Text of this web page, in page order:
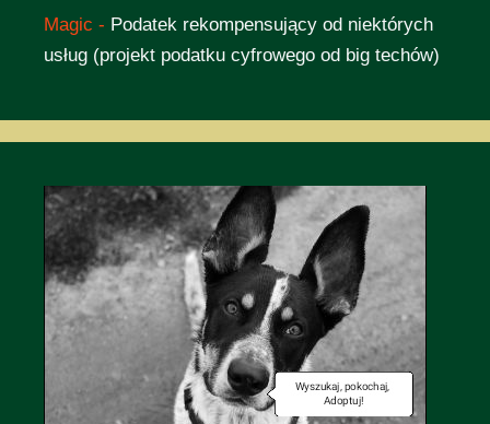
Magic - Podatek rekompensujący od niektórych
usług (projekt podatku cyfrowego od big techów)